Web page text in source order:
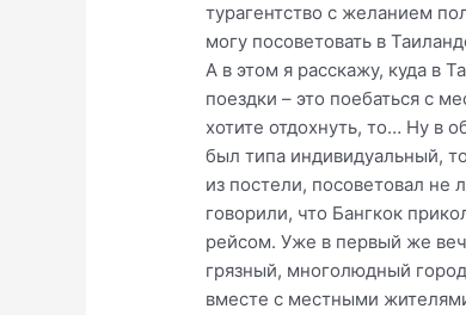
турагентство с желанием
могу посоветовать в
А в этом я расскажу, куда в
поездки – это поебаться с
хотите отдохнуть, то… Ну в
был типа индивидуальный,
из постели, посоветовал не
говорили, что Бангкок
рейсом. Уже в первый же
грязный, многолюдный
вместе с местными